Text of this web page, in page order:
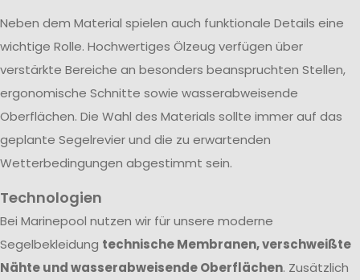
Neben dem Material spielen auch funktionale Details eine
wichtige Rolle. Hochwertiges Ölzeug verfügen über
verstärkte Bereiche an besonders beanspruchten Stellen,
ergonomische Schnitte sowie wasserabweisende
Oberflächen. Die Wahl des Materials sollte immer auf das
geplante Segelrevier und die zu erwartenden
Wetterbedingungen abgestimmt sein.
Technologien
Bei Marinepool nutzen wir für unsere moderne
Segelbekleidung technische Membranen, verschweißte
Nähte und wasserabweisende Oberflächen. Zusätzlich